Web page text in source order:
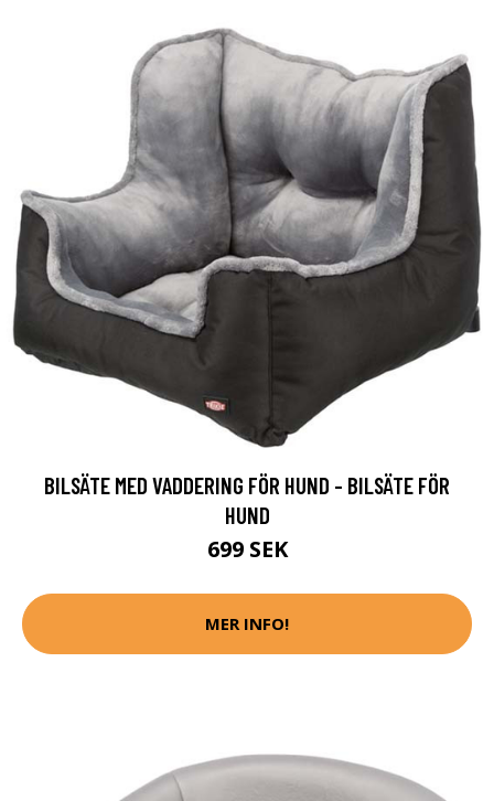
BILSÄTE MED VADDERING FÖR HUND - BILSÄTE FÖR
HUND
699 SEK
MER INFO!